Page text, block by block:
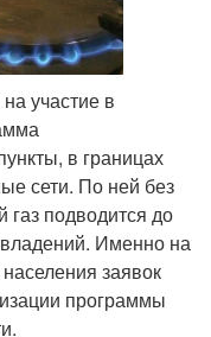
участие в
в границах
сети. По ней без
газ подводится до
Именно на
заявок
программы